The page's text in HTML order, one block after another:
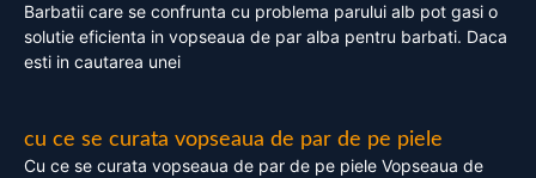
Barbatii care se confrunta cu problema parului alb pot gasi o
solutie eficienta in vopseaua de par alba pentru barbati. Daca
esti in cautarea unei
cu ce se curata vopseaua de par de pe piele
Cu ce se curata vopseaua de par de pe piele Vopseaua de